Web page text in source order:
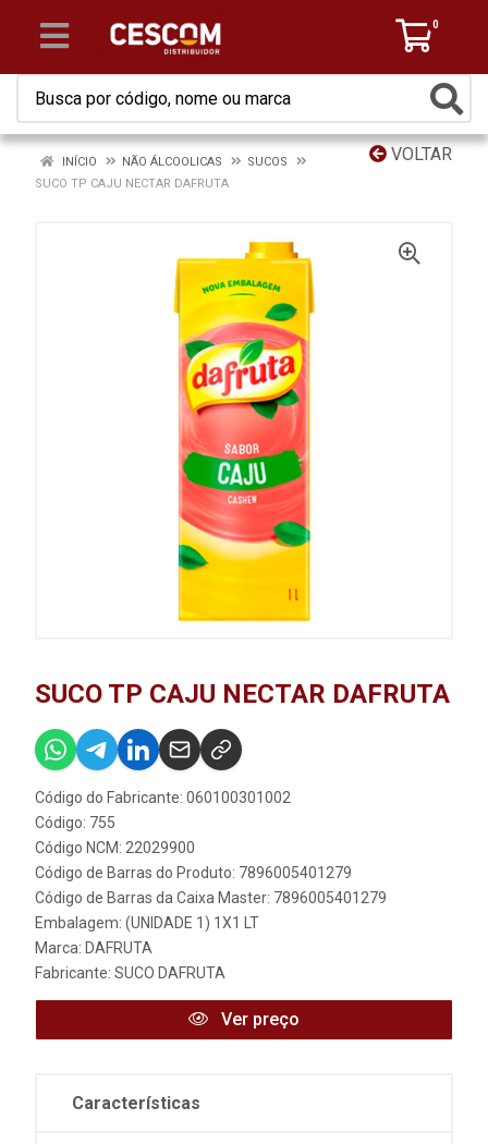
0
VOLTAR
INÍCIO NÃO ÁLCOOLICAS
SUCOS
SUCO TP CAJU NECTAR DAFRUTA
SUCO TP CAJU NECTAR DAFRUTA
Código do Fabricante: 060100301002
Código: 755
Código NCM: 22029900
Código de Barras do Produto: 7896005401279
Código de Barras da Caixa Master: 7896005401279
Embalagem: (UNIDADE 1) 1X1 LT
Marca: DAFRUTA
Fabricante: SUCO DAFRUTA
Ver preço
Características